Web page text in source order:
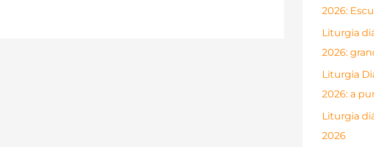
o
r
:
2026:
Liturgia
2026:
Liturgia
2026: a
Liturgia
2026